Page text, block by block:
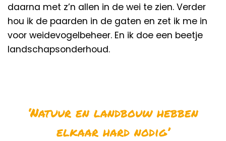
daarna met z’n allen in de wei te zien. Verder
hou ik de paarden in de gaten en zet ik me in
voor weidevogelbeheer. En ik doe een beetje
landschapsonderhoud.
‘Natuur en landbouw hebben
elkaar hard nodig’